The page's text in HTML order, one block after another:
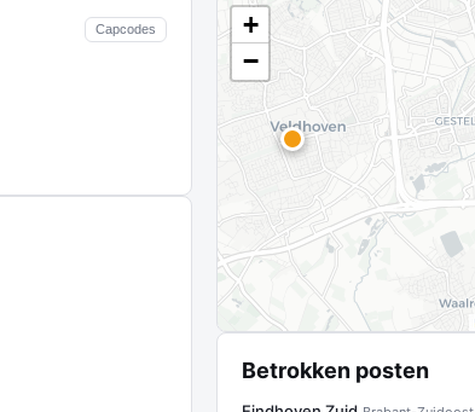
Capcodes
+
−
Betrokken posten